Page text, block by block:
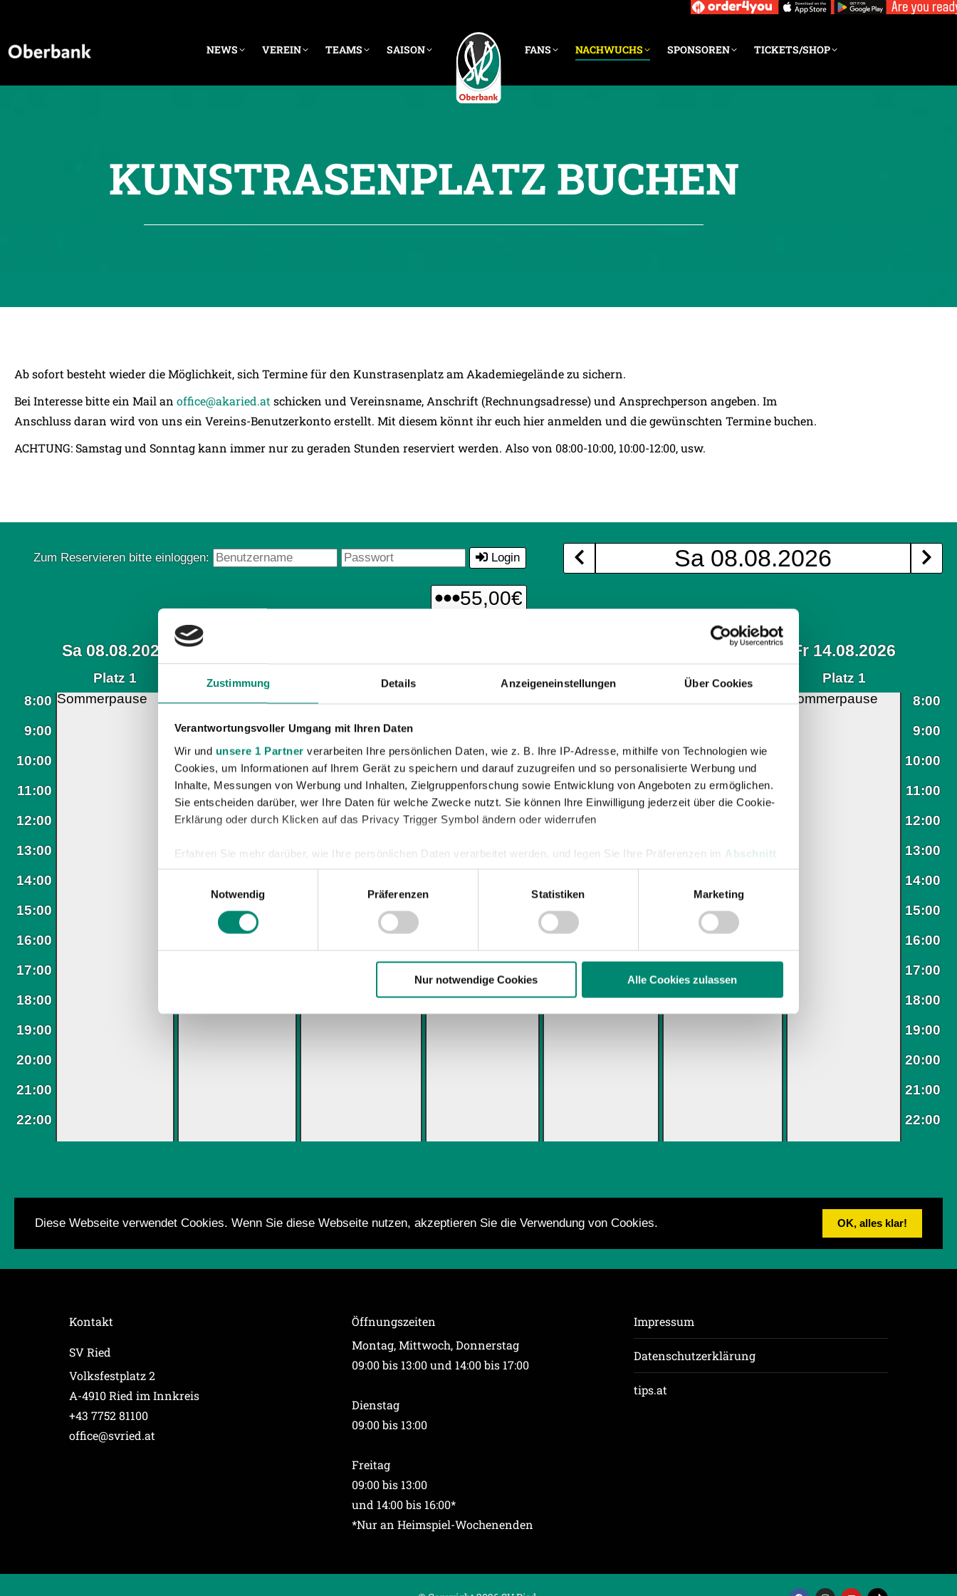
Zustimmung Details Anzeigeneinstellungen Über Cookies
Verantwortungsvoller Umgang mit Ihren Daten
Wir und unsere 1 Partner verarbeiten Ihre persönlichen Daten, wie z. B. Ihre IP-Adresse, mithilfe von Technologien wie
Cookies, um Informationen auf Ihrem Gerät zu speichern und darauf zuzugreifen und so personalisierte Werbung und
Inhalte, Messungen von Werbung und Inhalten, Zielgruppenforschung sowie Entwicklung von Angeboten zu ermöglichen.
Sie entscheiden darüber, wer Ihre Daten für welche Zwecke nutzt. Sie können Ihre Einwilligung jederzeit über die Cookie-
Erklärung oder durch Klicken auf das Privacy Trigger Symbol ändern oder widerrufen
Erfahren Sie mehr darüber, wie Ihre persönlichen Daten verarbeitet werden, und legen Sie Ihre Präferenzen im Abschnitt
Einzelheitenfest.
Wir verwenden Cookies, um Inhalte und Anzeigen zu personalisieren, Funktionen für soziale Medien anbieten zu können
und die Zugriffe auf unsere Website zu analysieren. Außerdem geben wir Informationen zu Ihrer Verwendung unserer
Notwendig
Präferenzen Statistiken Marketing
Nur notwendige Cookies Alle Cookies zulassen
NEWS VEREIN TEAMS SAISON FANS NACHWUCHS SPONSOREN TICKETS/SHOP
KUNSTRASENPLATZ BUCHEN
Ab sofort besteht wieder die Möglichkeit, sich Termine für den Kunstrasenplatz am Akademiegelände zu sichern.
Bei Interesse bitte ein Mail an office@akaried.at schicken und Vereinsname, Anschrift (Rechnungsadresse) und Ansprechperson angeben. Im
Anschluss daran wird von uns ein Vereins-Benutzerkonto erstellt. Mit diesem könnt ihr euch hier anmelden und die gewünschten Termine buchen.
ACHTUNG: Samstag und Sonntag kann immer nur zu geraden Stunden reserviert werden. Also von 08:00-10:00, 10:00-12:00, usw.
Kontakt
SV Ried
Volksfestplatz 2
A-4910 Ried im Innkreis
+43 7752 81100
office@svried.at
Öffnungszeiten
Montag, Mittwoch, Donnerstag
09:00 bis 13:00 und 14:00 bis 17:00
Dienstag
09:00 bis 13:00
Freitag
09:00 bis 13:00
und 14:00 bis 16:00*
*Nur an Heimspiel-Wochenenden
Impressum
Datenschutzerklärung
tips.at